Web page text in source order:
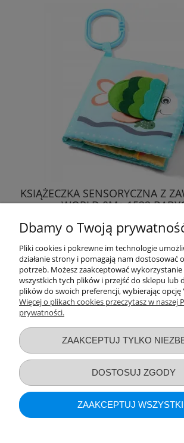
KSIĄŻECZKA SENSORYCZNA Z
WORLD 0M+ 1532
32,69 zł
DO KOSZYKA
Informacje o sklepie
Dbamy o Twoją
Pliki cookies i pokrewne im technologie
działanie strony i pomagają nam dostosować
potrzeb. Możesz zaakceptować wykorzystanie
wszystkich tych plików i przejść do sklepu lub
plików do swoich preferencji, wybierając
Więcej o plikach cookies przeczytasz w naszej
prywatności.
ZAAKCEPTUJ TYLKO
DOSTOSUJ ZGODY
ZAAKCEPTUJ